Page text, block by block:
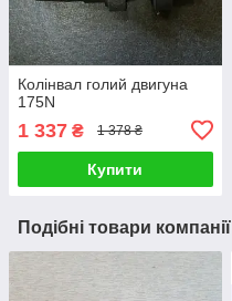
Колінвал голий двигуна
175N
1 337 ₴ 1 378 ₴
Купити
Подібні товари компанії